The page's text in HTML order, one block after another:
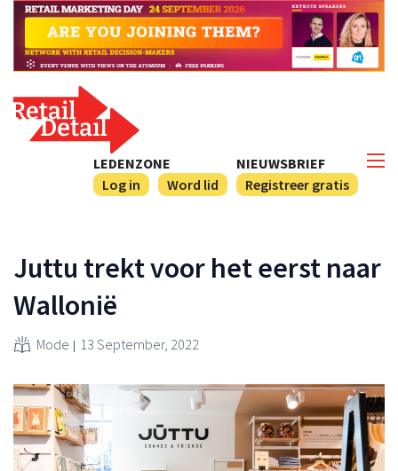
NIEUWSBRIEF
Registreer gratis
LEDENZONE
Log in
Word lid
Juttu trekt voor het eerst naar
Wallonië
Mode 13 September, 2022